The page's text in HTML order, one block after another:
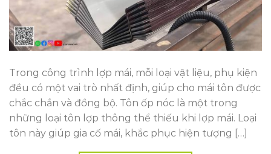
Trong công trình lợp mái, mỗi loại vật liệu, phụ kiện
đều có một vai trò nhất định, giúp cho mái tôn được
chắc chắn và đồng bộ. Tôn ốp nóc là một trong
những loại tôn lợp thông thể thiếu khi lợp mái. Loại
tôn này giúp gia cố mái, khắc phục hiện tượng […]